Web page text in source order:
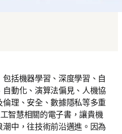
括機器學習、深度學習、自
動化、演算法偏見、人機協
理、安全、數據隱私等多重
智慧相關的電子書，讓貴機
中，往技術前沿邁進。因為